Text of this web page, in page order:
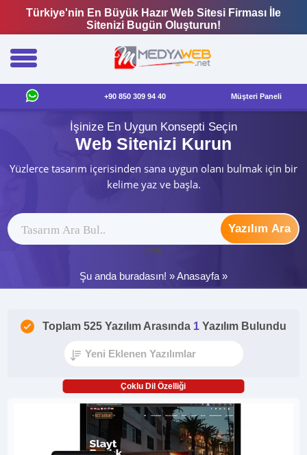
Türkiye'nin En Büyük Hazır Web Sitesi Firması İle
Sitenizi Bugün Oluşturun!
+90 850 309 94 40 Müşteri Paneli
İşinize En Uygun Konsepti Seçin
Web Sitenizi Kurun
Yüzlerce tasarım içerisinden sana uygun olanı bulmak için bir
kelime yaz ve başla.
Yazılım Ara
ytag
Şu anda buradasın! »Anasayfa »
Toplam 525 Yazılım Arasında 1 Yazılım Bulundu
Çoklu Dil Özelliği